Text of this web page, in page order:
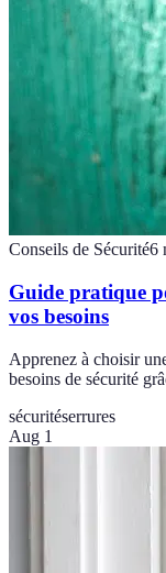
Conseils de Sécurité6
Guide pratique
vos besoins
Apprenez à choisir
besoins de sécurité
sécuritéserrures
Aug 1